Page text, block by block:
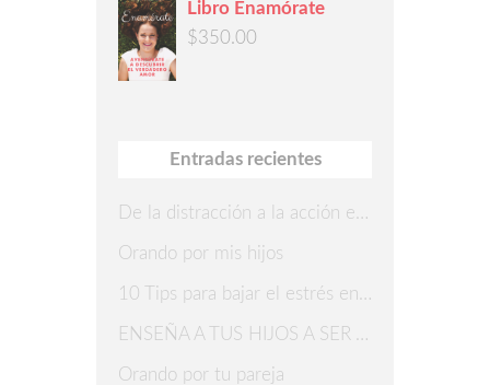
Libro Enamórate
$350.00
Entradas recientes
De la distracción a la acción en 7 pasos
Orando por mis hijos
10 Tips para bajar el estrés en Navidad
ENSEÑA A TUS HIJOS A SER AGRADECIDOS
Orando por tu pareja